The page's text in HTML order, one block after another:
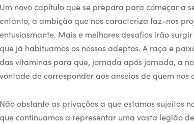
Um novo capítulo que se prepara para começar a
entanto, a ambição que nos caracteriza faz-nos
entusiasmante. Mais e melhores desafios irão
que já habituamos os nossos adeptos. A raça e
das vitaminas para que, jornada após jornada, a
vontade de corresponder aos anseios de quem
Não obstante as privações a que estamos sujeitos
que continuamos a representar uma vasta legião